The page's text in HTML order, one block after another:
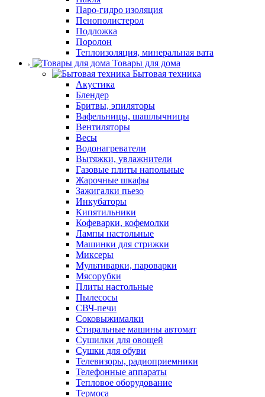
Паро-гидро изоляция
Пенополистерол
Подложка
Поролон
Теплоизоляция, минеральная вата
Товары для дома
Бытовая техника
Акустика
Блендер
Бритвы, эпиляторы
Вафельницы, шашлычницы
Вентиляторы
Весы
Водонагреватели
Вытяжки, увлажнители
Газовые плиты напольные
Жарочные шкафы
Зажигалки пьезо
Инкубаторы
Кипятильники
Кофеварки, кофемолки
Лампы настольные
Машинки для стрижки
Миксеры
Мультиварки, пароварки
Мясорубки
Плиты настольные
Пылесосы
СВЧ-печи
Соковыжималки
Стиральные машины автомат
Сушилки для овощей
Сушки для обуви
Телевизоры, радиоприемники
Телефонные аппараты
Тепловое оборудование
Термоса